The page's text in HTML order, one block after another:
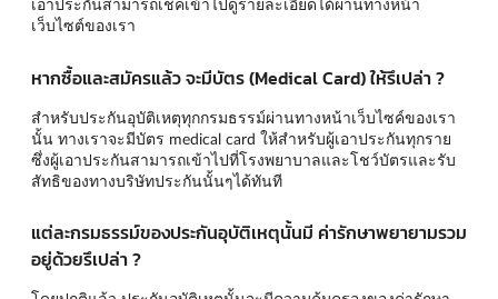
เอาประกันสามารถเช็คเข้าไปดูรายละเอียดได้ผ่านทางหน้า
เว็บไซต์ของเรา
หากซื้อและสมัครแล้ว จะมีบัตร (Medical Card) ให้รึเปล่า ?
สำหรับประกันอุบัติเหตุทุกกรมธรรม์ผ่านทางหน้าเว็บไซค์ของเรา
นั้น ทางเราจะมีบัตร medical card ให้สำหรับผู้เอาประกันทุกราย
ซึ่งผู้เอาประกันสามารถเข้าไปที่โรงพยาบาลและโชว์บัตรและรับ
สัทธิของทางบริษัทประกันนั้นๆได้ทันที
แต่ละกรมธรรม์ของประกันอุบัติเหตุนั้นมี ค่ารักษาพยายามรวม
อยู่ด้วยรึเปล่า ?